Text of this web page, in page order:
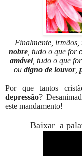
Finalmente,
nobre , tudo o que for
amável, tudo o que
ou digno de louvor,
Por que tantos
depressão?
este mandamento!
Baixar a